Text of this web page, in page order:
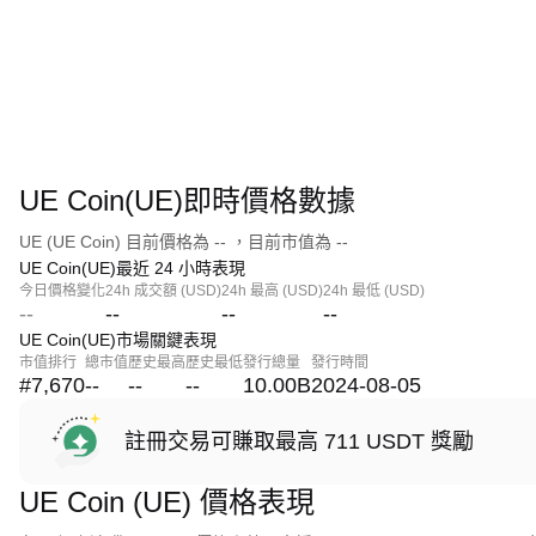
UE Coin(UE)即時價格數據
UE (UE Coin) 目前價格為 -- ，目前市值為 --
UE Coin(UE)最近 24 小時表現
今日價格變化
--
24h 成交額 (USD)
--
24h 最高 (USD)
--
24h 最低 (USD)
--
UE Coin(UE)市場關鍵表現
市值排行
#7,670
總市值
--
歷史最高
--
歷史最低
--
發行總量
10.00B
發行時間
2024-08-05
註冊交易可賺取最高 711 USDT 獎勵
UE Coin (UE) 價格表現